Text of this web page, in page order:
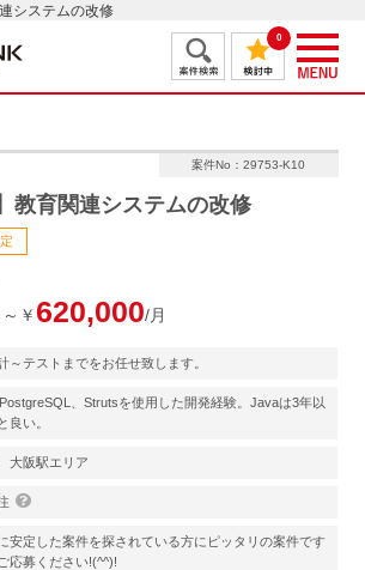
システムの改修
0
案件No：29753-K10
教育関連システムの改修
￥ 620,000/月
～テストまでをお任せ致します。
、Strutsを使用した開発経験。Javaは3年以
良い。
大阪駅エリア
安定した案件を探されている方にピッタリの案件です
応募ください!(^^)!